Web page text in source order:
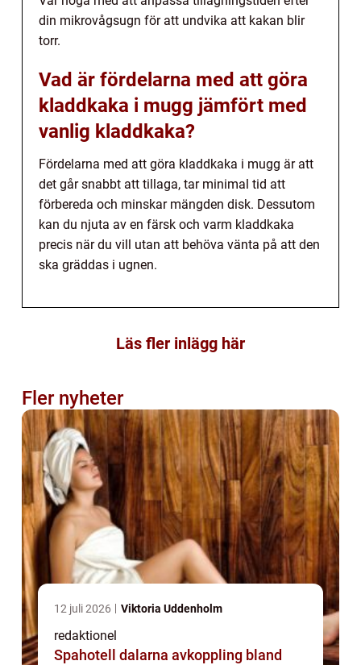
din mikrovågsugn för att undvika att kakan blir
torr.
Vad är fördelarna med att göra
kladdkaka i mugg jämfört med
vanlig kladdkaka?
Fördelarna med att göra kladdkaka i mugg är att
det går snabbt att tillaga, tar minimal tid att
förbereda och minskar mängden disk. Dessutom
kan du njuta av en färsk och varm kladdkaka
precis när du vill utan att behöva vänta på att den
ska gräddas i ugnen.
Läs fler inlägg här
Fler nyheter
12 juli 2026 Viktoria Uddenholm
redaktionel
Spahotell dalarna avkoppling bland